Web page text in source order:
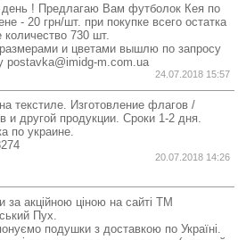
! Предлагаю Вам футболок Кея по
- 20 грн/шт. при покупке всего остатка
730 шт.
и цветами вышлю по запросу
postavka@imidg-m.com.ua
24.07.2018 15:57
текстиле. Изготовление флагов /
и другой продукции. Сроки 1-2 дня.
по украине.
20.07.2018 14:26
за акційною ціною на сайті ТМ
Пух.
подушки з доставкою по Україні.